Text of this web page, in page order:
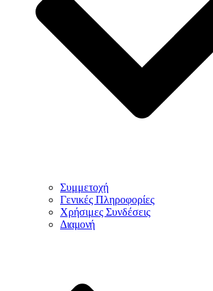
Συμμετοχή
Γενικές Πληροφορίες
Χρήσιμες Συνδέσεις
Διαμονή